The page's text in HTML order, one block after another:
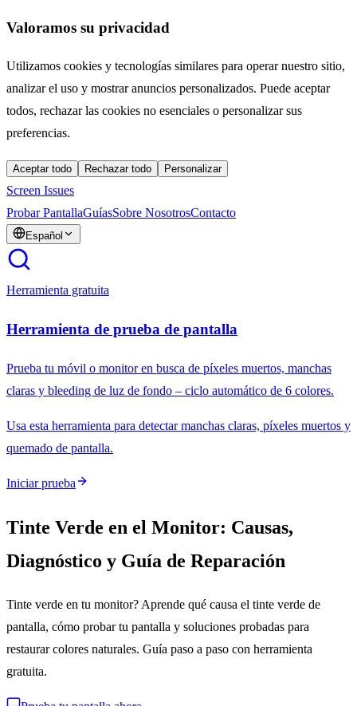
Valoramos su privacidad
Utilizamos cookies y tecnologías similares para operar nuestro sitio,
analizar el uso y mostrar anuncios personalizados. Puede aceptar
todos, rechazar las cookies no esenciales o personalizar sus
preferencias.
Aceptar todo Rechazar todo Personalizar
Screen Issues
Probar PantallaGuíasSobre NosotrosContacto
Español
Herramienta gratuita
Herramienta de prueba de pantalla
Prueba tu móvil o monitor en busca de píxeles muertos, manchas
claras y bleeding de luz de fondo – ciclo automático de 6 colores.
Usa esta herramienta para detectar manchas claras, píxeles muertos y
quemado de pantalla.
Iniciar prueba
Tinte Verde en el Monitor: Causas,
Diagnóstico y Guía de Reparación
Tinte verde en tu monitor? Aprende qué causa el tinte verde de
pantalla, cómo probar tu pantalla y soluciones probadas para
restaurar colores naturales. Guía paso a paso con herramienta
gratuita.